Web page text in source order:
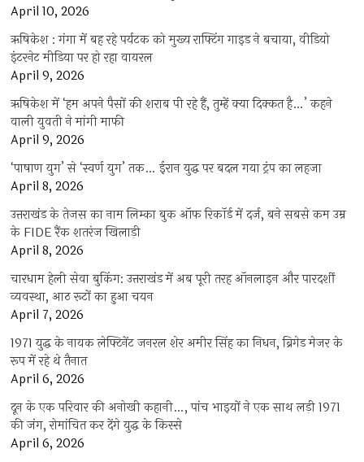
April 10, 2026
ऋषिकेश : गंगा में बह रहे पर्यटक को मुख्य राफ्टिंग गाइड ने बचाया, वीडियो
इंटरनेट मीडिया पर हो रहा वायरल
April 9, 2026
ऋषिकेश में ‘हम अपने पैसों की शराब पी रहे हैं, तुम्हें क्या दिक्कत है…’ कहने
वाली युवती ने मांगी माफी
April 9, 2026
‘पाषाण युग’ से ‘स्वर्ण युग’ तक… ईरान युद्ध पर बदल गया ट्रंप का लहजा
April 8, 2026
उत्तराखंड के तेजस का नाम लिम्का बुक ऑफ रिकॉर्ड में दर्ज, बने सबसे कम उम्र
के FIDE रैंक शतरंज खिलाड़ी
April 8, 2026
चारधाम हेली सेवा बुकिंग: उत्तराखंड में अब पूरी तरह ऑनलाइन और पारदर्शी
व्यवस्था, आठ रूटों का हुआ चयन
April 7, 2026
1971 युद्ध के नायक लेफ्टिनेंट जनरल शेर अमीर सिंह का निधन, ब्रिगेड मेजर के
रूप में रहे थे तैनात
April 6, 2026
दून के एक परिवार की अनोखी कहानी…, पांच भाइयों ने एक साथ लड़ी 1971
की जंग, रोमांचित कर देंगे युद्ध के किस्से
April 6, 2026